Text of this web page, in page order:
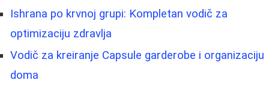
Ishrana po krvnoj grupi: Kompletan vodič za
optimizaciju zdravlja
Vodič za kreiranje Capsule garderobe i organizaciju
doma